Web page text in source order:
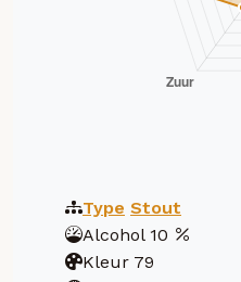
Type Stout
Alcohol 10
Kleur 79